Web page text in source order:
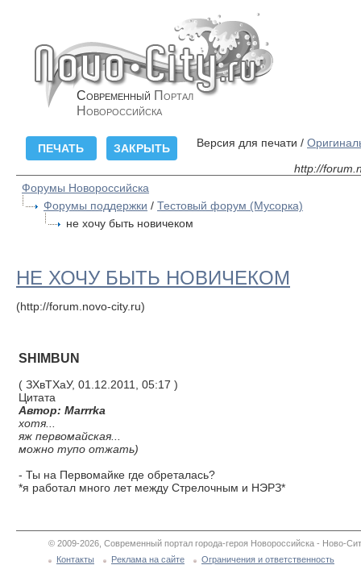
Современный Портал
Новороссийска
Версия для печати /
http://
Форумы Новороссийска
Форумы поддержки / Тестовый форум (Мусорка)
не хочу быть новичеком
НЕ ХОЧУ БЫТЬ НОВИЧЕКОМ
(http://forum.novo-city.ru)
SHIMBUN
( ЗХвТХаУ, 01.12.2011, 05:17 )
Цитата
Автор: Marrrka
хотя...
яж первомайская...
можно тупо отжать)
- Ты на Первомайке где обреталась?
*я работал много лет между Стрелочным и НЭРЗ*
© 2009-2026, Современный портал города-героя Новороссийска - Ново-
Контакты
Реклама на сайте Ограничения и ответственность